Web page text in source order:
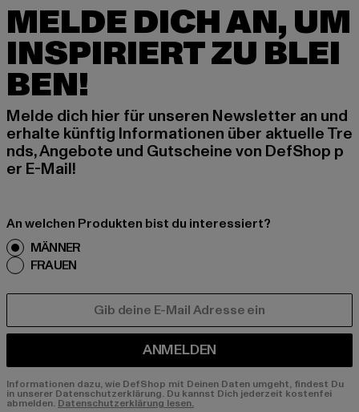
MELDE DICH AN, UM
INSPIRIERT ZU BLEI
BEN!
Melde dich hier für unseren Newsletter an und
erhalte künftig Informationen über aktuelle Tre
nds, Angebote und Gutscheine von DefShop p
er E-Mail!
An welchen Produkten bist du interessiert?
MÄNNER
FRAUEN
ANMELDEN
Informationen dazu, wie DefShop mit Deinen Daten umgeht, findest Du
in unserer Datenschutzerklärung. Du kannst Dich jederzeit kostenfei
abmelden. Datenschutzerklärung lesen.